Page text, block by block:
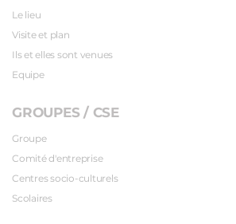
Le lieu
Visite et plan
Ils et elles sont venues
Equipe
GROUPES / CSE
Groupe
Comité d'entreprise
Centres socio-culturels
Scolaires